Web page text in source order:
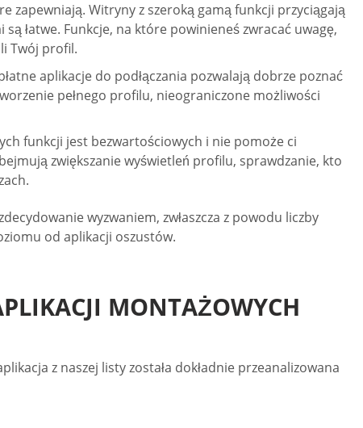
zapewniają. Witryny z szeroką gamą funkcji przyciągają
łatwe. Funkcje, na które powinieneś zwracać uwagę,
Twój profil.
aplikacje do podłączania pozwalają dobrze poznać
pełnego profilu, nieograniczone możliwości
funkcji jest bezwartościowych i nie pomoże ci
zwiększanie wyświetleń profilu, sprawdzanie, kto
wyzwaniem, zwłaszcza z powodu liczby
od aplikacji oszustów.
MONTAŻOWYCH
z naszej listy została dokładnie przeanalizowana